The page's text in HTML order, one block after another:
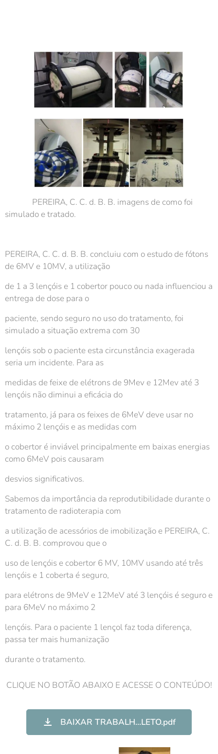
PEREIRA, C. C. d. B. B. imagens de como foi
simulado e tratado.
PEREIRA, C. C. d. B. B. concluiu com o estudo de fótons
de 6MV e 10MV, a utilização
de 1 a 3 lençóis e 1 cobertor pouco ou nada influenciou a
entrega de dose para o
paciente, sendo seguro no uso do tratamento, foi
simulado a situação extrema com 30
lençóis sob o paciente esta circunstância exagerada
seria um incidente. Para as
medidas de feixe de elétrons de 9Mev e 12Mev até 3
lençóis não diminui a eficácia do
tratamento, já para os feixes de 6MeV deve usar no
máximo 2 lençóis e as medidas com
o cobertor é inviável principalmente em baixas energias
como 6MeV pois causaram
desvios significativos.
Sabemos da importância da reprodutibilidade durante o
tratamento de radioterapia com
a utilização de acessórios de imobilização e PEREIRA, C.
C. d. B. B. comprovou que o
uso de lençóis e cobertor 6 MV, 10MV usando até três
lençóis e 1 coberta é seguro,
para elétrons de 9MeV e 12MeV até 3 lençóis é seguro e
para 6MeV no máximo 2
lençóis. Para o paciente 1 lençol faz toda diferença,
passa ter mais humanização
durante o tratamento.
CLIQUE NO BOTÃO ABAIXO E ACESSE O CONTEÚDO!
BAIXAR TRABALH...LETO.pdf